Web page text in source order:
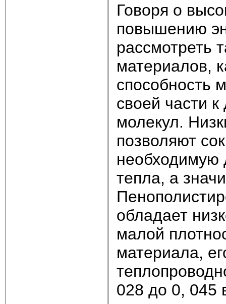
Говоря о
повышению
рассмотреть
материалов,
способность
своей части
молекул.
позволяют
необходимую
тепла, а
обладает
малой
материала,
028 до 0, 045